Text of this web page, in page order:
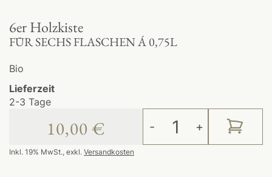
6er Holzkiste
FÜR SECHS FLASCHEN Á 0,75L
Bio
Lieferzeit
2-3 Tage
10,00 €
Inkl. 19% MwSt., exkl. Versandkosten
- +